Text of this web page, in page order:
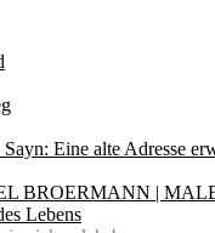
Eine alte Adresse
BROERMANN |
Lebens